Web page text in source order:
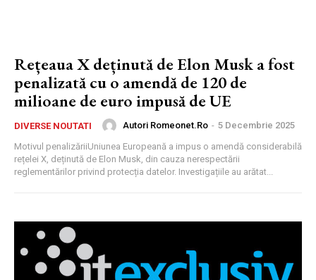
Rețeaua X deținută de Elon Musk a fost
penalizată cu o amendă de 120 de
milioane de euro impusă de UE
DIVERSE NOUTATI Autori Romeonet.ro - 5 Decembrie 2025
Motivul penalizăriiUniunea Europeană a impus o amendă considerabilă
rețelei X, deținută de Elon Musk, din cauza nerespectării
reglementărilor privind protecția datelor. Investigațiile au arătat...